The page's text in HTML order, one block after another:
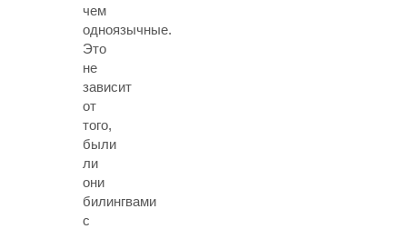
чем
одноязычные.
Это
не
зависит
от
того,
были
ли
они
билингвами
с